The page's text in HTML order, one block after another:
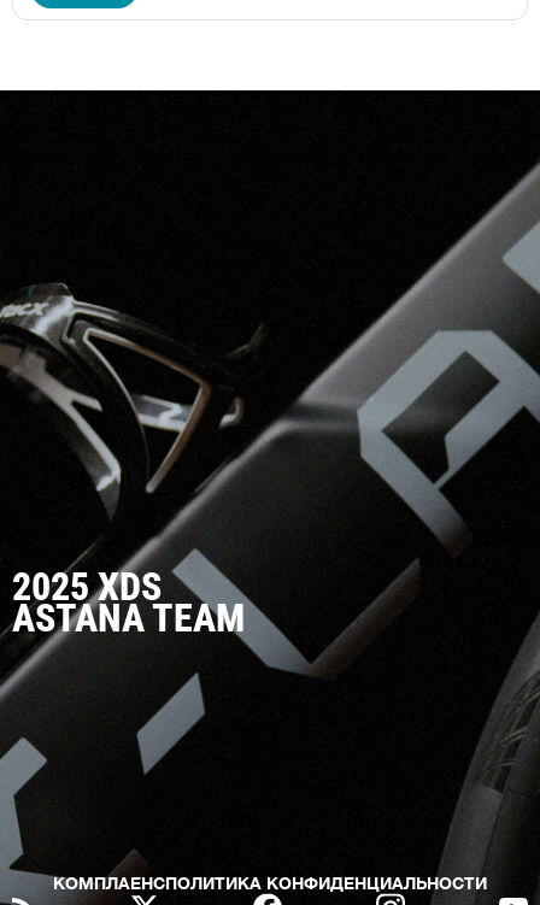
2025 XDS
ASTANA TEAM
КОМПЛАЕНСПОЛИТИКА КОНФИДЕНЦИАЛЬНОСТИ